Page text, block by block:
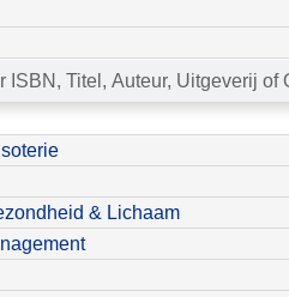
& Lichaam